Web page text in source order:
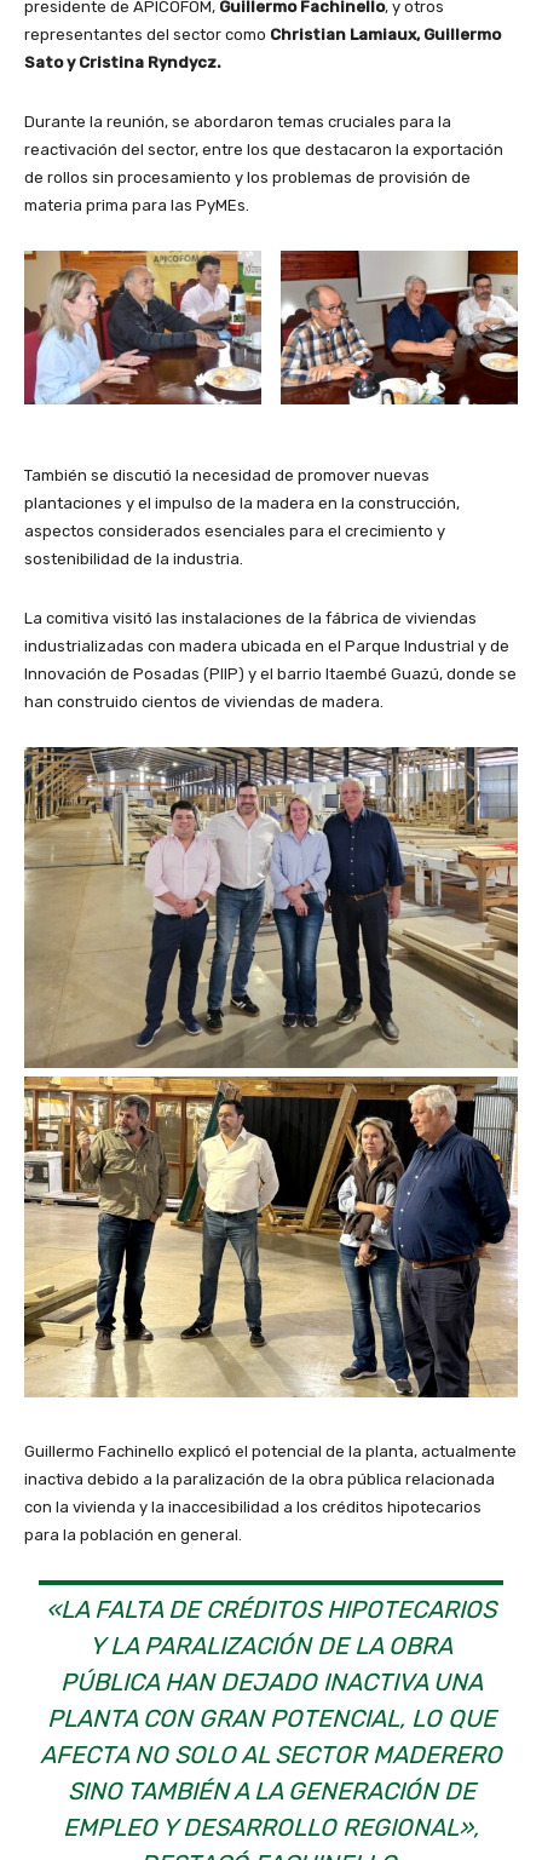
presidente de APICOFOM, Guillermo Fachinello, y otros
representantes del sector como Christian Lamiaux, Guillermo
Sato y Cristina Ryndycz.
Durante la reunión, se abordaron temas cruciales para la
reactivación del sector, entre los que destacaron la exportación
de rollos sin procesamiento y los problemas de provisión de
materia prima para las PyMEs.
También se discutió la necesidad de promover nuevas
plantaciones y el impulso de la madera en la construcción,
aspectos considerados esenciales para el crecimiento y
sostenibilidad de la industria.
La comitiva visitó las instalaciones de la fábrica de viviendas
industrializadas con madera ubicada en el Parque Industrial y de
Innovación de Posadas (PIIP) y el barrio Itaembé Guazú, donde se
han construido cientos de viviendas de madera.
Guillermo Fachinello explicó el potencial de la planta, actualmente
inactiva debido a la paralización de la obra pública relacionada
con la vivienda y la inaccesibilidad a los créditos hipotecarios
para la población en general.
«LA FALTA DE CRÉDITOS HIPOTECARIOS
Y LA PARALIZACIÓN DE LA OBRA
PÚBLICA HAN DEJADO INACTIVA UNA
PLANTA CON GRAN POTENCIAL, LO QUE
AFECTA NO SOLO AL SECTOR MADERERO
SINO TAMBIÉN A LA GENERACIÓN DE
EMPLEO Y DESARROLLO REGIONAL»,